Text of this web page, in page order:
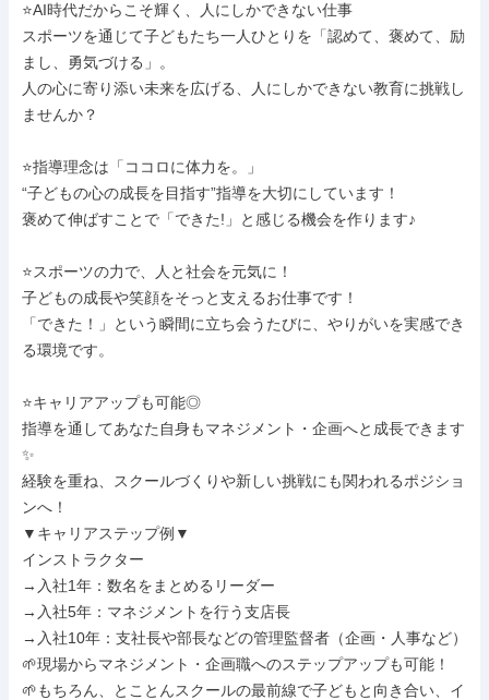
⭐AI時代だからこそ輝く、人にしかできない仕事
スポーツを通じて子どもたち一人ひとりを「認めて、褒めて、励
まし、勇気づける」。
人の心に寄り添い未来を広げる、人にしかできない教育に挑戦し
ませんか？
⭐指導理念は「ココロに体力を。」
“子どもの心の成長を目指す”指導を大切にしています！
褒めて伸ばすことで「できた!」と感じる機会を作ります♪
⭐スポーツの力で、人と社会を元気に！
子どもの成長や笑顔をそっと支えるお仕事です！
「できた！」という瞬間に立ち会うたびに、やりがいを実感でき
る環境です。
⭐キャリアアップも可能◎
指導を通してあなた自身もマネジメント・企画へと成長できます
✨
経験を重ね、スクールづくりや新しい挑戦にも関われるポジショ
ンへ！
▼キャリアステップ例▼
インストラクター
→入社1年：数名をまとめるリーダー
→入社5年：マネジメントを行う支店長
→入社10年：支社長や部長などの管理監督者（企画・人事など）
🌱現場からマネジメント・企画職へのステップアップも可能！
🌱もちろん、とことんスクールの最前線で子どもと向き合い、イ